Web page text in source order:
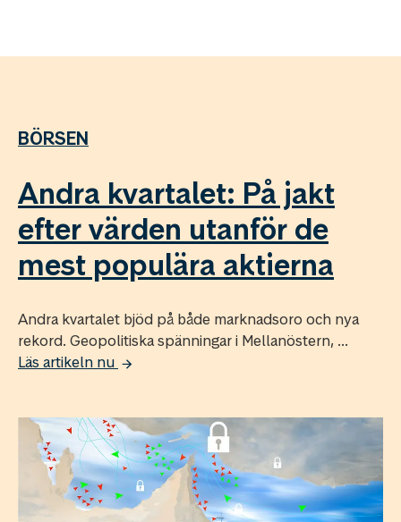
BÖRSEN
Andra kvartalet: På jakt
efter värden utanför de
mest populära aktierna
Andra kvartalet bjöd på både marknadsoro och nya
rekord. Geopolitiska spänningar i Mellanöstern, ...
Läs artikeln nu